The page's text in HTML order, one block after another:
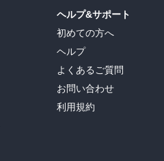
ヘルプ&サポート
初めての方へ
ヘルプ
よくあるご質問
お問い合わせ
利用規約